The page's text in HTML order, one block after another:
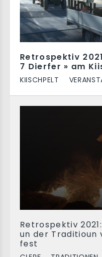
Retrospektiv
7 Dierfer » am
KIISCHPELT
Retrospektiv
un der Traditioun
fest